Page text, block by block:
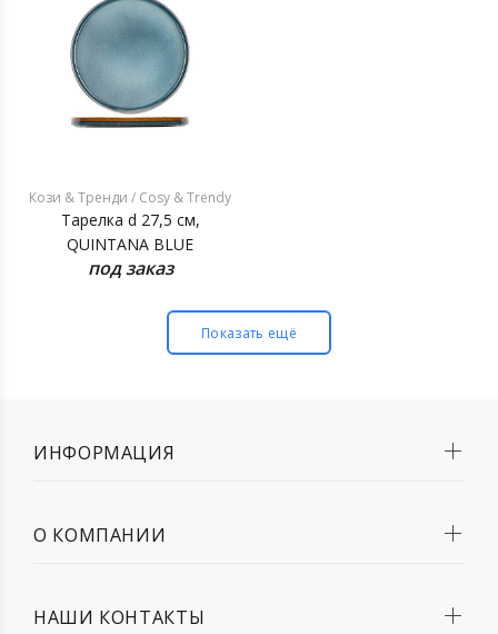
Кози & Тренди / Cosy & Trendy
Тарелка d 27,5 см,
QUINTANA BLUE
под заказ
Показать ещё
ИНФОРМАЦИЯ
О КОМПАНИИ
НАШИ КОНТАКТЫ